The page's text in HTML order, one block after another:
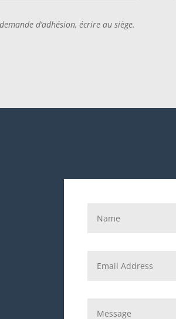
d’adhésion, écrire au siège.